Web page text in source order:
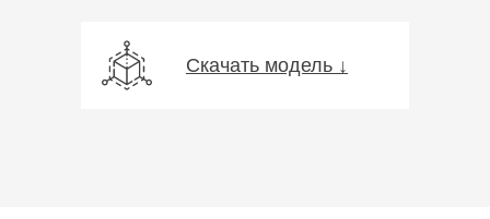
Скачать модель ↓